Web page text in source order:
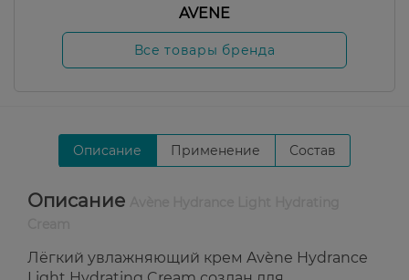
AVENE
Все товары бренда
Описание Применение Состав
Описание
Лёгкий увлажняющий крем Avène Hydrance